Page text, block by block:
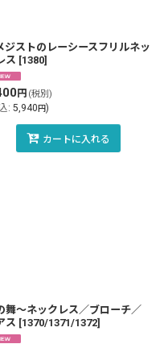
ジストのレーシースフリルネッ
ス [1380]
円 (税別)
: 5,940円)
カートに入れる
舞〜ネックレス／ブローチ／
ス [1370/1371/1372]